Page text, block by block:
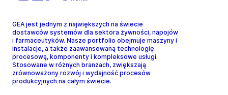
GEA jest jednym z największych na świecie
dostawców systemów dla sektora żywności, napojów
i farmaceutyków. Nasze portfolio obejmuje maszyny i
instalacje, a także zaawansowaną technologię
procesową, komponenty i kompleksowe usługi.
Stosowane w różnych branżach, zwiększają
zrównoważony rozwój i wydajność procesów
produkcyjnych na całym świecie.